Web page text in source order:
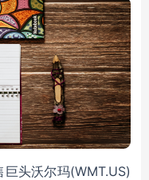
头沃尔玛(WMT.US)